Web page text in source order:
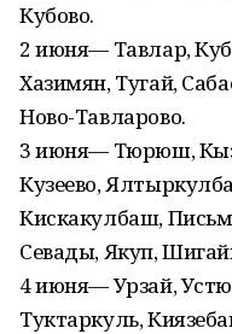
Кубово.
2 июня— Тавлар,
Хазимян, Тугай,
Ново-Тавларово.
3 июня— Тюрюш,
Кузеево,
Кискакулбаш,
Севады, Якуп,
4 июня— Урзай,
Туктаркуль,